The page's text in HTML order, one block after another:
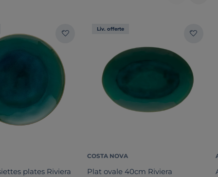
plates Riviera
Liv. offerte
COSTA NOVA
Plat ovale 40cm Riviera